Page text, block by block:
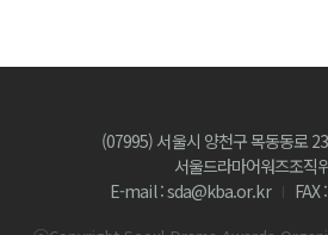
(07995) 서울시 양천구 목동동로
서울드라마어워즈조직
E-mail : sda@kba.or.kr
FAX